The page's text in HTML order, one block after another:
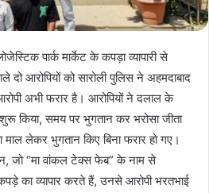
पार्क मार्केट के कपड़ा व्यापारी से
आरोपियों को सारोली पुलिस ने अहमदाबाद
अभी फरार है। आरोपियों ने दलाल के
किया, समय पर भुगतान कर भरोसा जीता
लेकर भुगतान किए बिना फरार हो गए।
जो “मा वांकल टेक्स फेब” के नाम से
का व्यापार करते हैं, उनसे आरोपी भरतभाई